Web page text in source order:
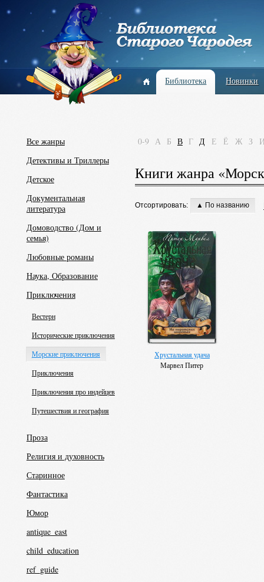
Библиотека Новинки
Все жанры
Детективы и Триллеры
Детское
Документальная
литература
Домоводство (Дом и
семья)
Любовные романы
Наука, Образование
Приключения
Вестерн
Исторические приключения
Морские приключения
Приключения
Приключения про индейцев
Путешествия и география
Проза
Религия и духовность
Старинное
Фантастика
Юмор
antique_east
child_education
ref_guide
0-9 А Б В Г Д Е Ё Ж З
Книги жанра
Отсортировать: ▲ По названию
Хрустальная удача
Марвел Питер